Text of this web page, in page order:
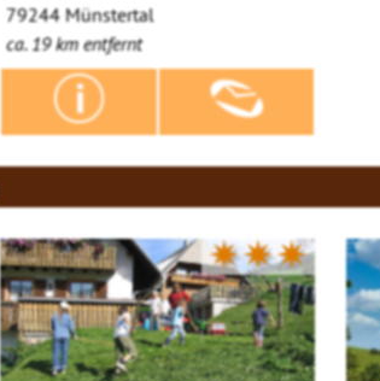
79244 Münstertal
ca. 19 km entfernt
✷✷✷